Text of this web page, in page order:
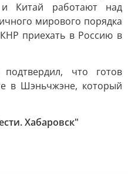
Китай работают над
мирового порядка
приехать в Россию в
что готов
в Шэньчжэне, который
Хабаровск"